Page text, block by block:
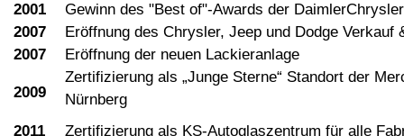
2001
Gewinn des "Best of"-Awards der
2007
Eröffnung des Chrysler, Jeep und Dodge Verkauf
2007
Eröffnung der neuen Lackieranlage
2009
Zertifizierung als „Junge Sterne“ Standort der
Nürnberg
2011
Zertifizierung als KS-Autoglaszentrum für alle